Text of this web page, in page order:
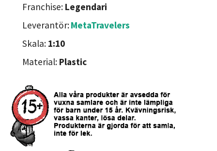
Franchise: Legendari
Leverantör:MetaTravelers
Skala: 1:10
Material: Plastic